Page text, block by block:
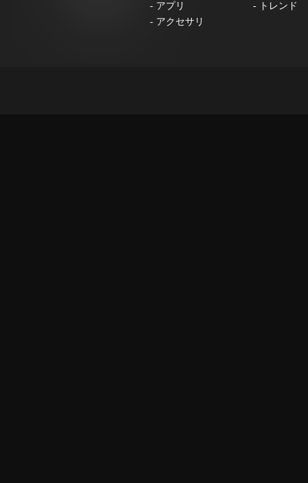
- アプリ -
トレンド
- アクセサリ